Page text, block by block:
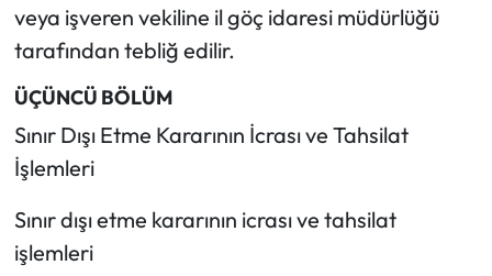
veya işveren vekiline il göç idaresi müdürlüğü
tarafından tebliğ edilir.
ÜÇÜNCÜ BÖLÜM
Sınır Dışı Etme Kararının İcrası ve Tahsilat
İşlemleri
Sınır dışı etme kararının icrası ve tahsilat
işlemleri